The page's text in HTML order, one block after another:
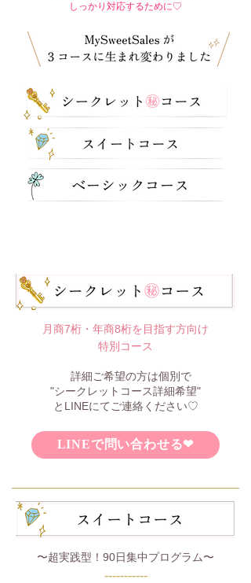
しっかり対応するために♡
月商7桁・年商8桁を目指す方向け
特別コース
詳細ご希望の方は個別で
"シークレットコース詳細希望"
とLINEにてご連絡ください♡
LINEで問い合わせる❤︎
〜超実践型！90日集中プログラム〜
-----------